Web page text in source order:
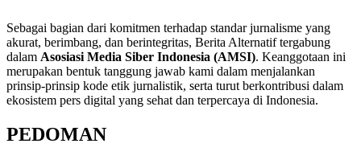
Sebagai bagian dari komitmen terhadap standar jurnalisme yang
akurat, berimbang, dan berintegritas, Berita Alternatif tergabung
dalam Asosiasi Media Siber Indonesia (AMSI). Keanggotaan ini
merupakan bentuk tanggung jawab kami dalam menjalankan
prinsip-prinsip kode etik jurnalistik, serta turut berkontribusi dalam
ekosistem pers digital yang sehat dan terpercaya di Indonesia.
PEDOMAN